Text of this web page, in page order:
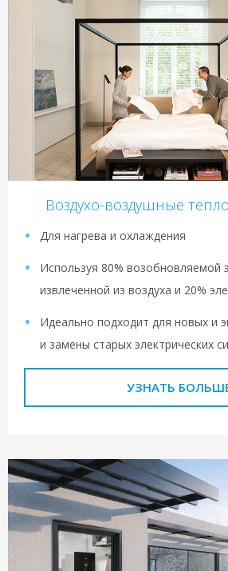
Воздухо-воздушные
Для нагрева и охлаждения
Используя 80% возобновляемой
извлеченной из воздуха и 20%
Идеально подходит для новых и
и замены старых электрических
УЗНАТЬ